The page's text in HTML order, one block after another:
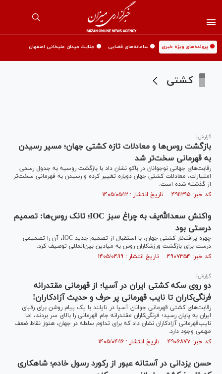
🟡 پرونده‌های ویژه خبری 🟡 سامانه‌های قضایی 🟡 جنایت میدان علیخانی اصفهان
کشتی
گزارش|
بازگشت روس‌ها و معادلات تازه کشتی جهان؛ مسیر رسیدن
به قهرمانی سخت‌تر شد
رقابت‌های جهانی نوجوانان در باکو نشان داد با بازگشت روسیه به جدول رسمی
امتیازات، معادلات کشتی جهان دوباره تغییر کرده و رسیدن به قهرمانی سخت‌تر
از گذشته شده است.
کد خبر: ۴۹۱۱۲۹۵ تاریخ انتشار : ۱۴۰۵/۰۵/۱۲
واکنش سعدالله‌یف به چراغ سبز IOC؛ تانک روس‌ها: تصمیم
درستی بود
چهره پرافتخار کشتی جهان، با استقبال از تصمیم جدید IOC، آن را تصمیمی
درست برای بازگشت ورزشکاران روس به میادین بین‌المللی توصیف کرد.
کد خبر: ۴۹۰۷۳۵۴ تاریخ انتشار : ۱۴۰۵/۰۴/۱۹
گزارش|
دو روی سکه کشتی ایران در آسیا؛ از قهرمانی مقتدرانه
فرنگی‌کاران تا نایب قهرمانی پر حرف و حدیث آزادکاران!
رقابت‌های کشتی قهرمانی جوانان آسیا در تایلند با یک پیام روشن برای رقبای
ایران به پایان رسید؛ فرنگی‌کاران مقتدرانه جام قهرمانی را بالای سر بردند، اما
نایب‌قهرمانی آزادکاران نشان داد که برای تداوم سلطه در جهان، هنوز نقاط ضعف
مهمی وجود دارد.
کد خبر: ۴۹۰۶۸۷۷ تاریخ انتشار : ۱۴۰۵/۰۴/۱۶
حسن یزدانی در آستانه عبور از رکورد رسول خادم؛ شاهکاری